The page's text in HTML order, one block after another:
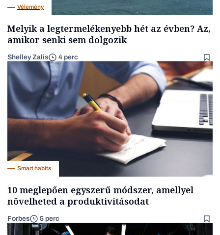
Vélemény
Melyik a legtermelékenyebb hét az évben? Az,
amikor senki sem dolgozik
Shelley Zalis 4 perc
Smart habits
10 meglepően egyszerű módszer, amellyel
növelheted a produktivitásodat
Forbes 5 perc